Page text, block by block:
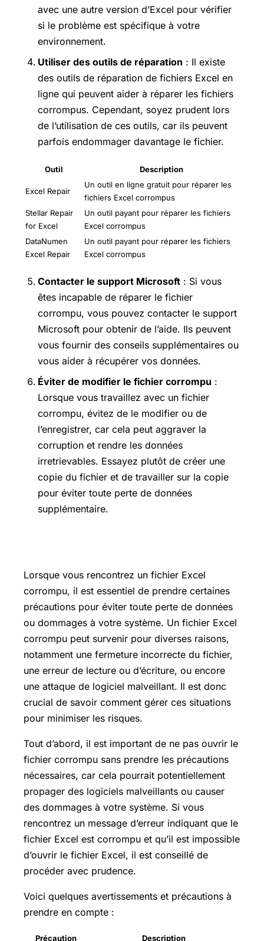
avec une autre version d’Excel pour vérifier
si le problème est spécifique à votre
environnement.
Utiliser des outils de réparation : Il existe
des outils de réparation de fichiers Excel en
ligne qui peuvent aider à réparer les fichiers
corrompus. Cependant, soyez prudent lors
de l’utilisation de ces outils, car ils peuvent
parfois endommager davantage le fichier.
Outil Description
Excel Repair
Un outil en ligne gratuit pour réparer les
fichiers Excel corrompus
Stellar Repair
for Excel
Un outil payant pour réparer les fichiers
Excel corrompus
DataNumen
Excel Repair
Un outil payant pour réparer les fichiers
Excel corrompus
Contacter le support Microsoft : Si vous
êtes incapable de réparer le fichier
corrompu, vous pouvez contacter le support
Microsoft pour obtenir de l’aide. Ils peuvent
vous fournir des conseils supplémentaires ou
vous aider à récupérer vos données.
Éviter de modifier le fichier corrompu :
Lorsque vous travaillez avec un fichier
corrompu, évitez de le modifier ou de
l’enregistrer, car cela peut aggraver la
corruption et rendre les données
irretrievables. Essayez plutôt de créer une
copie du fichier et de travailler sur la copie
pour éviter toute perte de données
supplémentaire.
Lorsque vous rencontrez un fichier Excel
corrompu, il est essentiel de prendre certaines
précautions pour éviter toute perte de données
ou dommages à votre système. Un fichier Excel
corrompu peut survenir pour diverses raisons,
notamment une fermeture incorrecte du fichier,
une erreur de lecture ou d’écriture, ou encore
une attaque de logiciel malveillant. Il est donc
crucial de savoir comment gérer ces situations
pour minimiser les risques.
Tout d’abord, il est important de ne pas ouvrir le
fichier corrompu sans prendre les précautions
nécessaires, car cela pourrait potentiellement
propager des logiciels malveillants ou causer
des dommages à votre système. Si vous
rencontrez un message d’erreur indiquant que le
fichier Excel est corrompu et qu’il est impossible
d’ouvrir le fichier Excel, il est conseillé de
procéder avec prudence.
Voici quelques avertissements et précautions à
prendre en compte :
Précaution Description